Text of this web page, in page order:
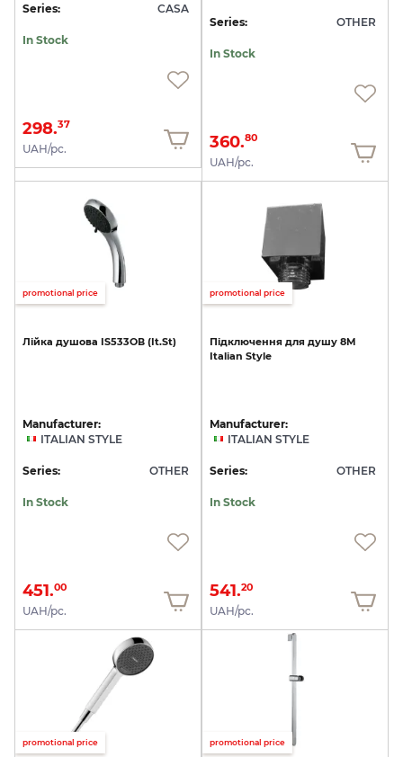
Series: CASA
In Stock
298.37
UAH/pc.
Series: OTHER
In Stock
360.80
UAH/pc.
promotional price
Лійка душова IS533ОВ (It.St)
Manufacturer:
ITALIAN STYLE
Series: OTHER
In Stock
451.00
UAH/pc.
promotional price
Підключення для душу 8M
Italian Style
Manufacturer:
ITALIAN STYLE
Series: OTHER
In Stock
541.20
UAH/pc.
promotional price promotional price